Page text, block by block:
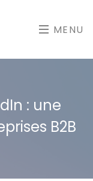
MENU
: une
B2B